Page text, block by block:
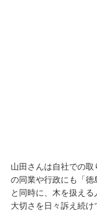
山田さんは自社での
の同業や行政にも「
と同時に、木を扱え
大切さを日々訴え続け